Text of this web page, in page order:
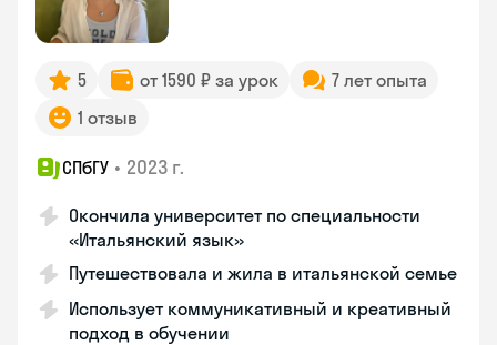
5 от 1590 ₽ за урок
7 лет опыта
1 отзыв
СПбГУ • 2023 г.
Окончила университет по специальности
«Итальянский язык»
Путешествовала и жила в итальянской семье
Использует коммуникативный и креативный
подход в обучении